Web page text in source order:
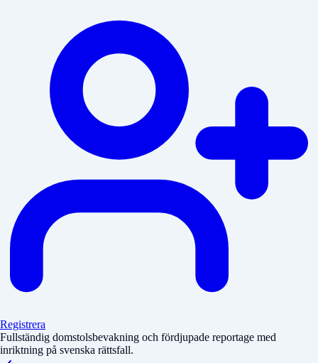
Registrera
Fullständig domstolsbevakning och fördjupade reportage med
inriktning på svenska rättsfall.